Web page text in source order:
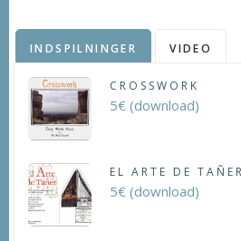
INDSPILNINGER VIDEO
CROSSWORK
5€ (download)
EL ARTE DE TAÑER
5€ (download)